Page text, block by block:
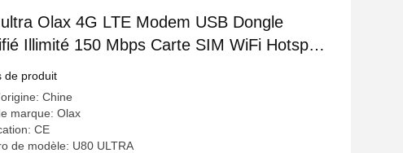
Olax 4G LTE Modem USB Dongle
Illimité 150 Mbps Carte SIM WiFi Hotspot
sans fil
de produit
Chine
marque: Olax
CE
de modèle: U80 ULTRA